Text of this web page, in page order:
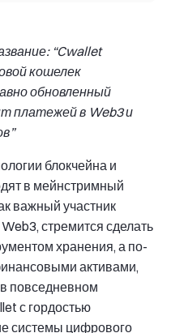
“Cwallet
кошелек
обновленный
платежей в Web3 и
блокчейна и
в мейнстримный
важный участник
стремится сделать
хранения, а по-
активами,
повседневном
с гордостью
системы цифрового